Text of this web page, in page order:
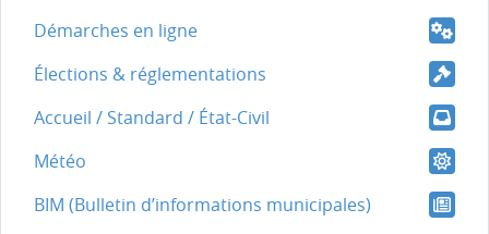
Démarches en ligne
Élections & réglementations
Accueil / Standard / État-Civil
Météo
BIM (Bulletin d’informations municipales)